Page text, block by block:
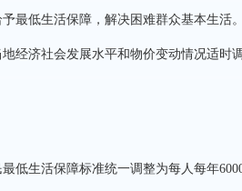
最低生活保障，解决困难群众基本生活。
经济社会发展水平和物价变动情况适时调
低生活保障标准统一调整为每人每年